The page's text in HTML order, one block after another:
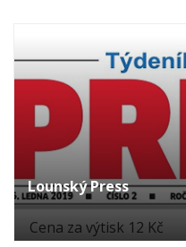
Lounský Press
Cena za výtisk 12 Kč